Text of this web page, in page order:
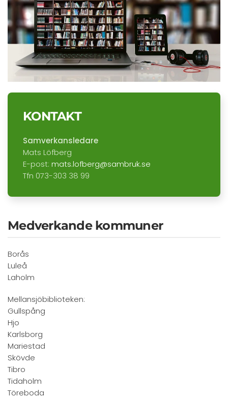
KONTAKT
Samverkansledare
Mats Löfberg
E-post: mats.lofberg@sambruk.se
Tfn 073-303 38 99
Medverkande kommuner
Borås
Luleå
Laholm
Mellansjöbiblioteken:
Gullspång
Hjo
Karlsborg
Mariestad
Skövde
Tibro
Tidaholm
Töreboda